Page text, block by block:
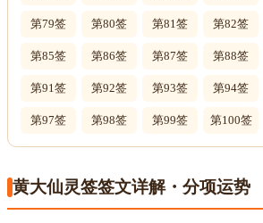
第79签 第80签 第81签 第82签
第85签 第86签 第87签 第88签
第91签 第92签 第93签 第94签
第97签 第98签 第99签 第100签
黄大仙灵签签文详解・分项运势